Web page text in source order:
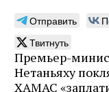
Отправить
Твитнуть
Премьер-
Нетаньяху
ХАМАС